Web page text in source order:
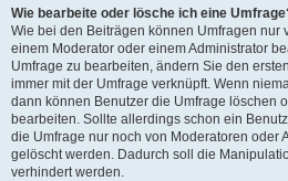
Wie bearbeite oder lösche ich eine
Wie bei den Beiträgen können Umfragen nur
einem Moderator oder einem Administrator
Umfrage zu bearbeiten, ändern Sie den
immer mit der Umfrage verknüpft. Wenn
dann können Benutzer die Umfrage löschen
bearbeiten. Sollte allerdings schon ein
die Umfrage nur noch von Moderatoren oder
gelöscht werden. Dadurch soll die
verhindert werden.